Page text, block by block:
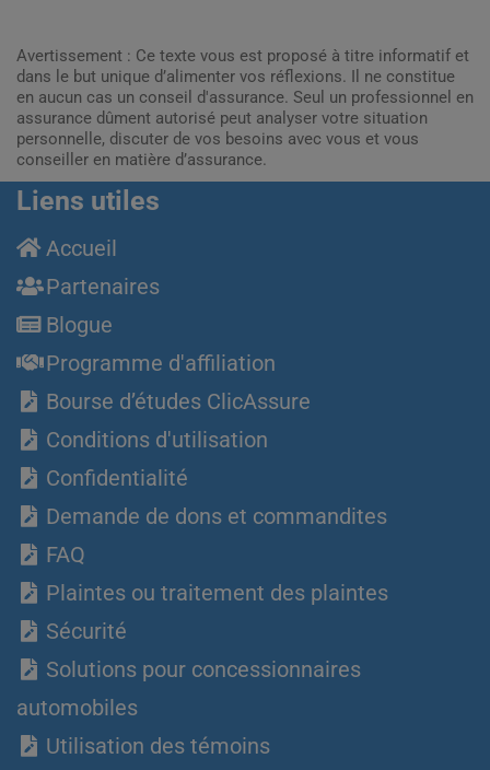
Avertissement : Ce texte vous est proposé à titre informatif et
dans le but unique d’alimenter vos réflexions. Il ne constitue
en aucun cas un conseil d'assurance. Seul un professionnel en
assurance dûment autorisé peut analyser votre situation
personnelle, discuter de vos besoins avec vous et vous
conseiller en matière d’assurance.
Liens utiles
Accueil
Partenaires
Blogue
Programme d'affiliation
Bourse d’études ClicAssure
Conditions d'utilisation
Confidentialité
Demande de dons et commandites
FAQ
Plaintes ou traitement des plaintes
Sécurité
Solutions pour concessionnaires
automobiles
Utilisation des témoins